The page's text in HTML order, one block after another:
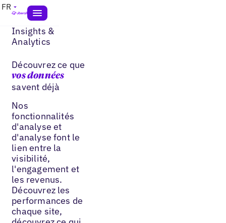
FR
Insights &
Analytics
Découvrez ce que
vos données
savent déjà
Nos
fonctionnalités
d'analyse et
d'analyse font le
lien entre la
visibilité,
l'engagement et
les revenus.
Découvrez les
performances de
chaque site,